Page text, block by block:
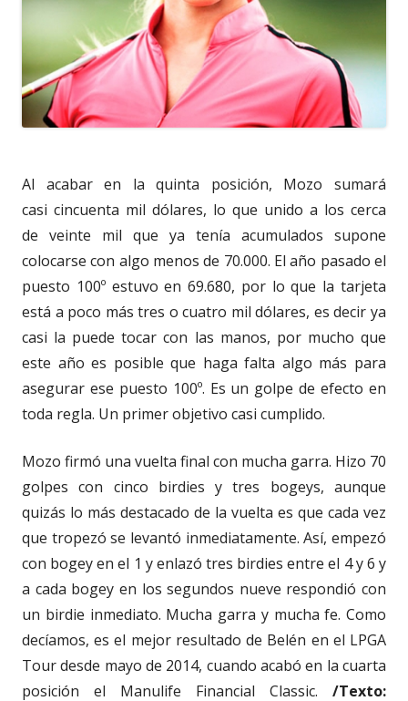
Al acabar en la quinta posición, Mozo sumará
casi cincuenta mil dólares, lo que unido a los cerca
de veinte mil que ya tenía acumulados supone
colocarse con algo menos de 70.000. El año pasado el
puesto 100º estuvo en 69.680, por lo que la tarjeta
está a poco más tres o cuatro mil dólares, es decir ya
casi la puede tocar con las manos, por mucho que
este año es posible que haga falta algo más para
asegurar ese puesto 100º. Es un golpe de efecto en
toda regla. Un primer objetivo casi cumplido.
Mozo firmó una vuelta final con mucha garra. Hizo 70
golpes con cinco birdies y tres bogeys, aunque
quizás lo más destacado de la vuelta es que cada vez
que tropezó se levantó inmediatamente. Así, empezó
con bogey en el 1 y enlazó tres birdies entre el 4 y 6 y
a cada bogey en los segundos nueve respondió con
un birdie inmediato. Mucha garra y mucha fe. Como
decíamos, es el mejor resultado de Belén en el LPGA
Tour desde mayo de 2014, cuando acabó en la cuarta
posición el Manulife Financial Classic. /Texto: